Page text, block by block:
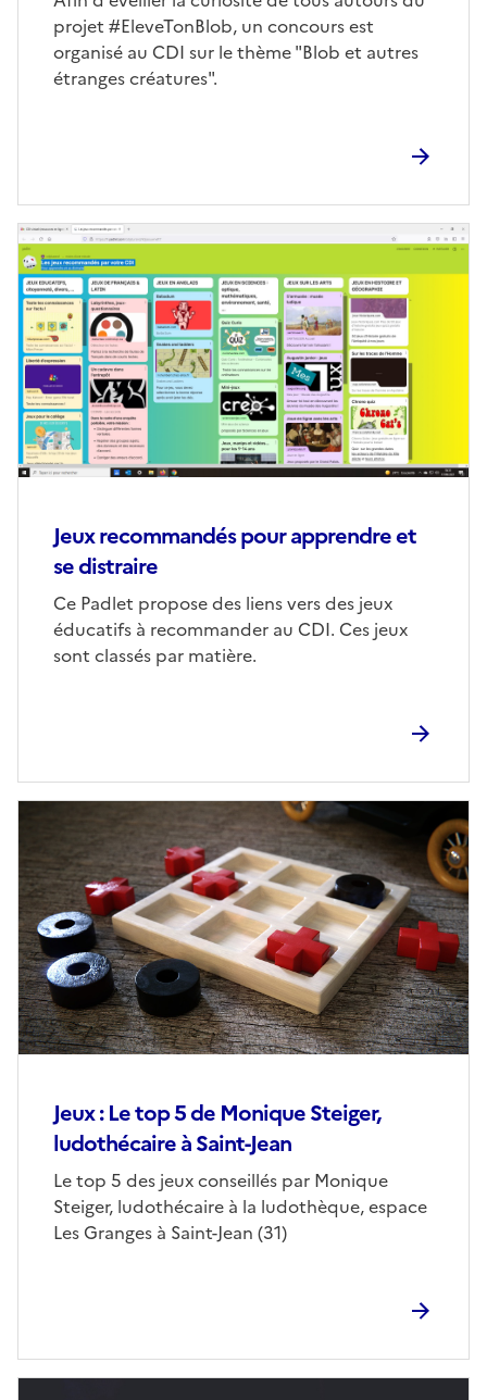
projet #EleveTonBlob, un concours est
organisé au CDI sur le thème "Blob et autres
étranges créatures".
Jeux recommandés pour apprendre et
se distraire
Corps
Ce Padlet propose des liens vers des jeux
éducatifs à recommander au CDI. Ces jeux
sont classés par matière.
Image
de
couverture
(conseillée)
Jeux : Le top 5 de Monique Steiger,
ludothécaire à Saint-Jean
Le top 5 des jeux conseillés par Monique
Steiger, ludothécaire à la ludothèque, espace
Les Granges à Saint-Jean (31)